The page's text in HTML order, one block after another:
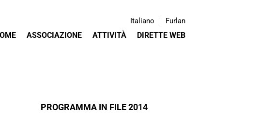
Italiano Furlan
ASSOCIAZIONE ATTIVITÀ DIRETTE WEB
PROGRAMMA IN FILE 2014